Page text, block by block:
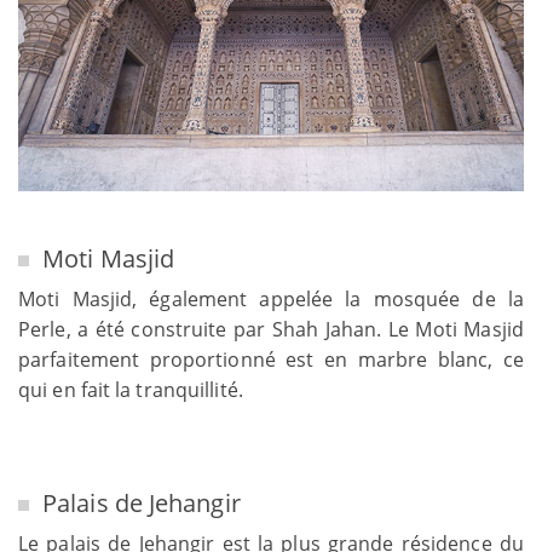
Moti Masjid
Moti Masjid, également appelée la mosquée de la
Perle, a été construite par Shah Jahan. Le Moti Masjid
parfaitement proportionné est en marbre blanc, ce
qui en fait la tranquillité.
Palais de Jehangir
Le palais de Jehangir est la plus grande résidence du